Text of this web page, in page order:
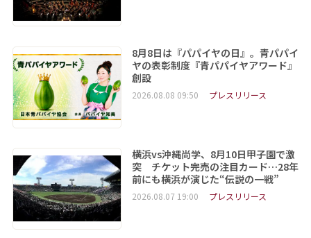
8月8日は『パパイヤの日』。青パパイ
ヤの表彰制度『青パパイヤアワード』
創設
2026.08.08 09:50 プレスリリース
横浜vs沖縄尚学、8月10日甲子園で激
突 チケット完売の注目カード…28年
前にも横浜が演じた“伝説の一戦”
2026.08.07 19:00 プレスリリース